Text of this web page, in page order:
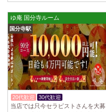
ゆ庵 国分寺ルーム
国分寺駅
20代歓迎 30代歓迎
当店では只今セラピストさんを大募